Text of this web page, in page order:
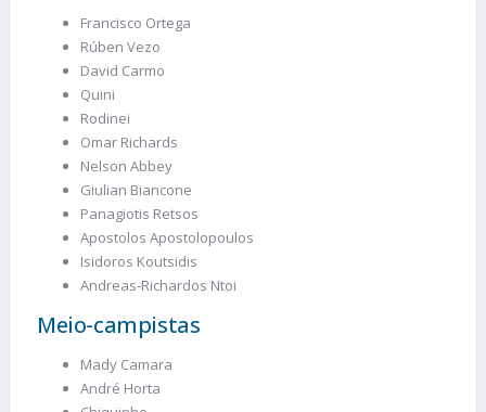
Francisco Ortega
Rúben Vezo
David Carmo
Quini
Rodinei
Omar Richards
Nelson Abbey
Giulian Biancone
Panagiotis Retsos
Apostolos Apostolopoulos
Isidoros Koutsidis
Andreas-Richardos Ntoi
Meio-campistas
Mady Camara
André Horta